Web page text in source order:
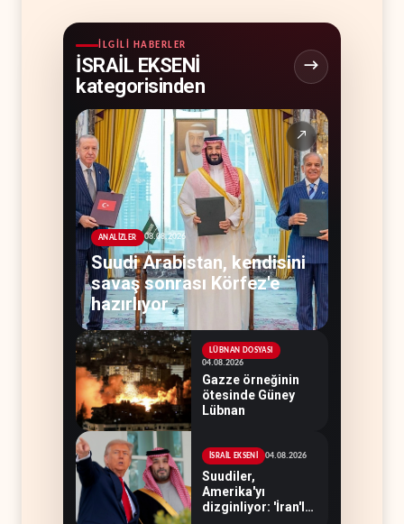
İLGILI HABERLER
İSRAİL EKSENİ
kategorisinden
↗
ANALİZLER 08.08.2026
Suudi Arabistan, kendisini
savaş sonrası Körfez'e
hazırlıyor
LÜBNAN DOSYASI
04.08.2026
Gazze örneğinin
ötesinde Güney
Lübnan
İSRAİL EKSENİ 04.08.2026
Suudiler,
Amerika'yı
dizginliyor: 'İran'la